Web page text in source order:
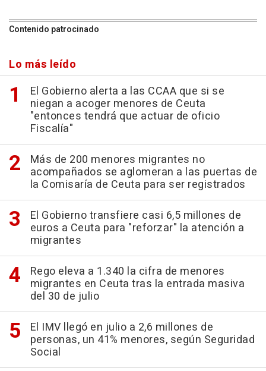
Contenido patrocinado
Lo más leído
El Gobierno alerta a las CCAA que si se
niegan a acoger menores de Ceuta
"entonces tendrá que actuar de oficio
Fiscalía"
Más de 200 menores migrantes no
acompañados se aglomeran a las puertas de
la Comisaría de Ceuta para ser registrados
El Gobierno transfiere casi 6,5 millones de
euros a Ceuta para "reforzar" la atención a
migrantes
Rego eleva a 1.340 la cifra de menores
migrantes en Ceuta tras la entrada masiva
del 30 de julio
El IMV llegó en julio a 2,6 millones de
personas, un 41% menores, según Seguridad
Social